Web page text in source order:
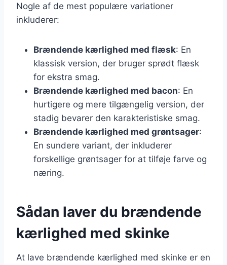
Nogle af de mest populære variationer
inkluderer:
Brændende kærlighed med flæsk: En
klassisk version, der bruger sprødt flæsk
for ekstra smag.
Brændende kærlighed med bacon: En
hurtigere og mere tilgængelig version, der
stadig bevarer den karakteristiske smag.
Brændende kærlighed med grøntsager:
En sundere variant, der inkluderer
forskellige grøntsager for at tilføje farve og
næring.
Sådan laver du brændende
kærlighed med skinke
At lave brændende kærlighed med skinke er en